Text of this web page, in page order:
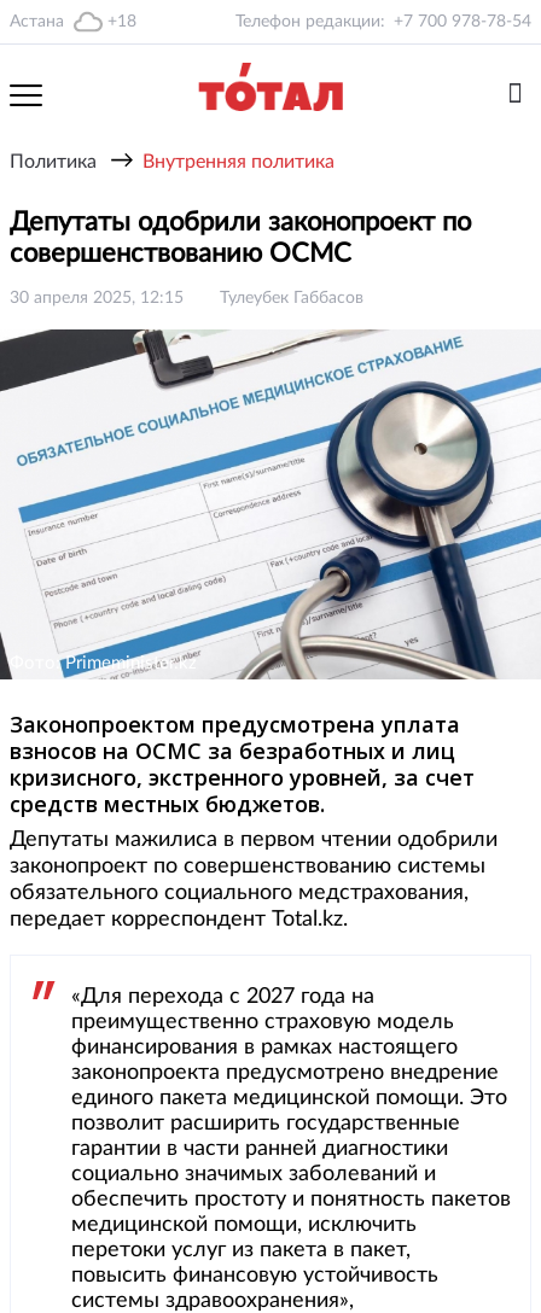
Астана +18 Телефон редакции: +7 700 978-78-54
Политика → Внутренняя политика
Депутаты одобрили законопроект по
совершенствованию ОСМС
30 апреля 2025, 12:15 Тулеубек Габбасов
Фото: Primeminister.kz
Законопроектом предусмотрена уплата
взносов на ОСМС за безработных и лиц
кризисного, экстренного уровней, за счет
средств местных бюджетов.
Депутаты мажилиса в первом чтении одобрили
законопроект по совершенствованию системы
обязательного социального медстрахования,
передает корреспондент Total.kz.
«Для перехода с 2027 года на
преимущественно страховую модель
финансирования в рамках настоящего
законопроекта предусмотрено внедрение
единого пакета медицинской помощи. Это
позволит расширить государственные
гарантии в части ранней диагностики
социально значимых заболеваний и
обеспечить простоту и понятность пакетов
медицинской помощи, исключить
перетоки услуг из пакета в пакет,
повысить финансовую устойчивость
системы здравоохранения»,